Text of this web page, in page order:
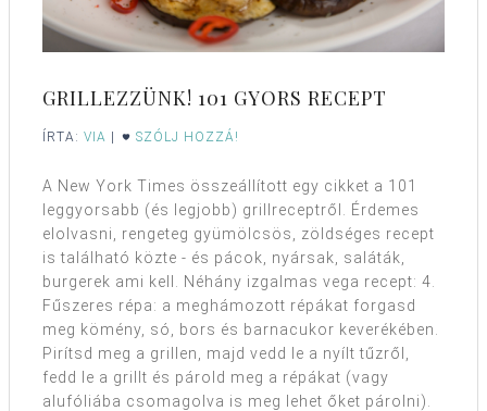
GRILLEZZÜNK! 101 GYORS RECEPT
ÍRTA: VIA | SZÓLJ HOZZÁ!
A New York Times összeállított egy cikket a 101
leggyorsabb (és legjobb) grillreceptről. Érdemes
elolvasni, rengeteg gyümölcsös, zöldséges recept
is található közte - és pácok, nyársak, saláták,
burgerek ami kell. Néhány izgalmas vega recept: 4.
Fűszeres répa: a meghámozott répákat forgasd
meg kömény, só, bors és barnacukor keverékében.
Pirítsd meg a grillen, majd vedd le a nyílt tűzről,
fedd le a grillt és párold meg a répákat (vagy
alufóliába csomagolva is meg lehet őket párolni).